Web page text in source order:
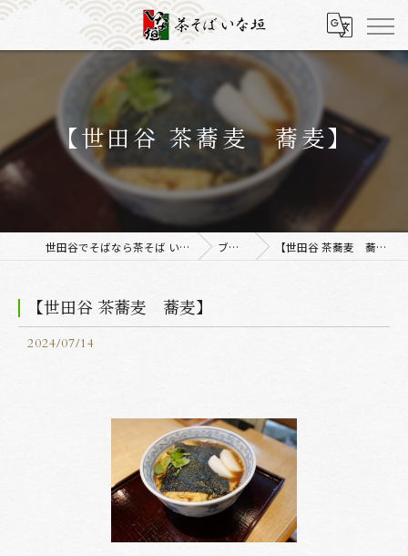
【世田谷 茶蕎麦 蕎麦】
世田谷でそばなら茶そば いな垣 ブログ 【世田谷 茶蕎麦 蕎麦】
【世田谷 茶蕎麦 蕎麦】
2024/07/14